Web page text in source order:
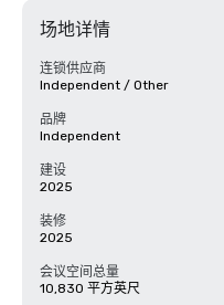
场地详情
连锁供应商
Independent / Other
品牌
Independent
建设
2025
装修
2025
会议空间总量
10,830 平方英尺